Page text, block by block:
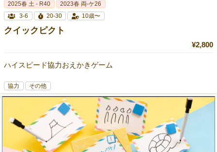
2025春 土 - R40
2023春 両‐ケ26
3-6
20-30 10歳〜
クイックピクト
¥2,800
ハイスピード協力おえかきゲーム
協力 その他